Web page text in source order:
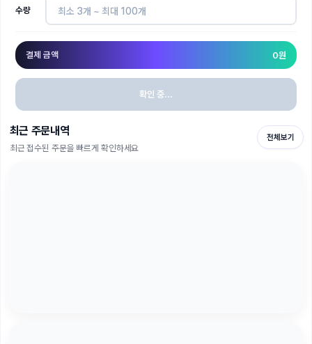
수량
결제 금액 0원
확인 중...
최근 주문내역
최근 접수된 주문을 빠르게 확인하세요
전체보기